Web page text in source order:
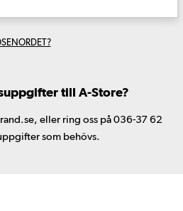
till A-Store?
eller ring oss på 036-37 62
som behövs.